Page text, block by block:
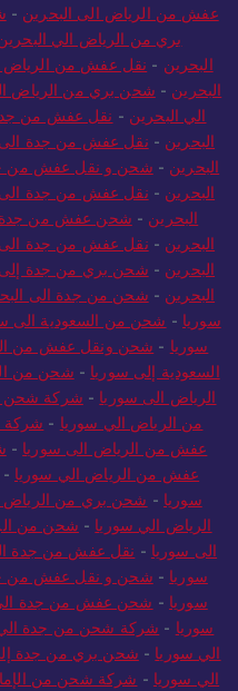
عفش من الرياض الى البحرين -
بري من الرياض الي
البحرين - نقل عفش من الرياض
البحرين - شحن بري من الرياض
الي البحرين - نقل عفش من
البحرين - نقل عفش من جدة الى
البحرين - شحن و نقل عفش من
البحرين - نقل عفش من جدة الى
البحرين - شحن عفش من جدة
البحرين - نقل عفش من جدة الى
البحرين - شحن بري من جدة إلى
البحرين - شحن من جدة الى
سوريا - شحن من السعودية الى
سوريا - شحن ونقل عفش من
السعودية إلى سوريا - شحن من
الرياض الى سوريا - شركة شحن
من الرياض الي سوريا - شركة
عفش من الرياض الى سوريا -
عفش من الرياض الي سوريا -
سوريا - شحن بري من الرياض
الرياض الي سوريا - شحن من
الى سوريا - نقل عفش من جدة
سوريا - شحن و نقل عفش من
سوريا - شحن عفش من جدة
سوريا - شركة شحن من جدة
الي سوريا - شحن بري من جدة
الي سوريا - شركة شحن من